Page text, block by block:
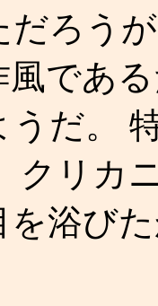
ろう
であ
だ。
クリカ
を浴び